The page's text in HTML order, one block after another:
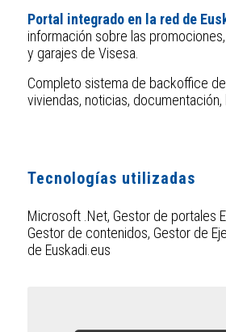
Portal integrado en la red de
información sobre las
y garajes de Visesa.
Completo sistema de backoffice
viviendas, noticias, documentación,
Tecnologías utilizadas
Microsoft .Net, Gestor de portales
Gestor de contenidos, Gestor de
de Euskadi.eus